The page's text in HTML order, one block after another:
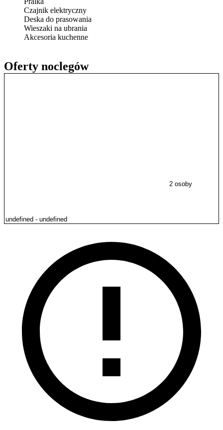
Oferty noclegów
2 osoby
Czajnik elektryczny
Deska do prasowania
Wieszaki na ubrania
Akcesoria kuchenne